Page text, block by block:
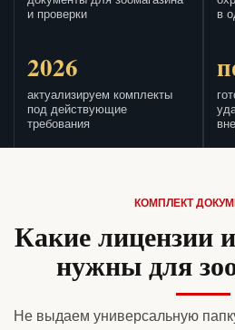
и проверки
в
2026
актуализируем комплекты
под действующие
требования
КОМПЛЕКТ
Какие лицензии
нужны для
Не выдаем универсальную